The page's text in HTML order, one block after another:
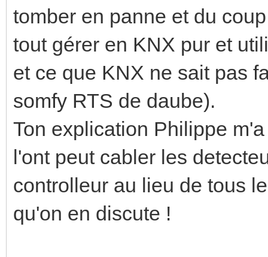
tomber en panne et du
tout gérer en KNX pur et
et ce que KNX ne sait pas
somfy RTS de daube).
Ton explication Philippe
l'ont peut cabler les
controlleur au lieu de tous
qu'on en discute !